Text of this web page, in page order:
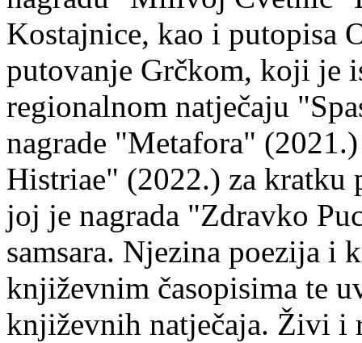
Kostajnice, kao i putopisa
putovanje Grčkom, koji je
regionalnom natječaju
nagrade "Metafora"
Histriae" (2022.) za kratku
joj je nagrada "Zdravko
samsara. Njezina poezija i
književnim časopisima te
književnih natječaja. Živi i